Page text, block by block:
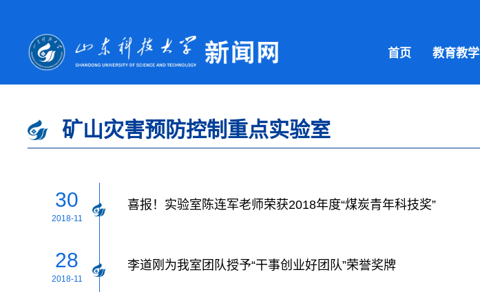
首页 教育教学
矿山灾害预防控制重点实验室
30
2018-11
喜报！实验室陈连军老师荣获2018年度“煤炭青年科技奖”
28
2018-11
李道刚为我室团队授予“干事创业好团队”荣誉奖牌